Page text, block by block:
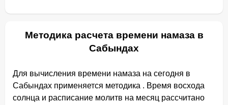
Методика расчета времени намаза в
Сабындах
Для вычисления времени намаза на сегодня в
Сабындах применяется методика . Время восхода
солнца и расписание молитв на месяц рассчитано